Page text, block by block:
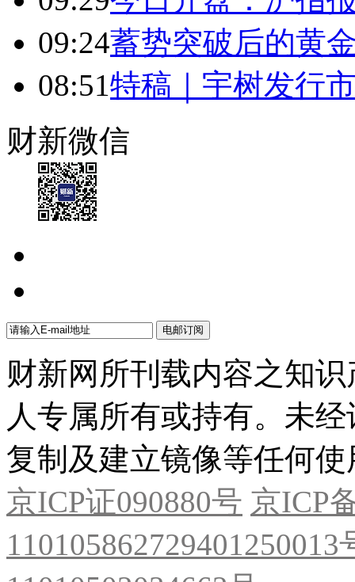
09:24蓄势突破后的黄
08:51特稿｜宇树发行
财新微信
财新网所刊载内容之知
人专属所有或持有。未
复制及建立镜像等任何使
京ICP证090880号 京ICP